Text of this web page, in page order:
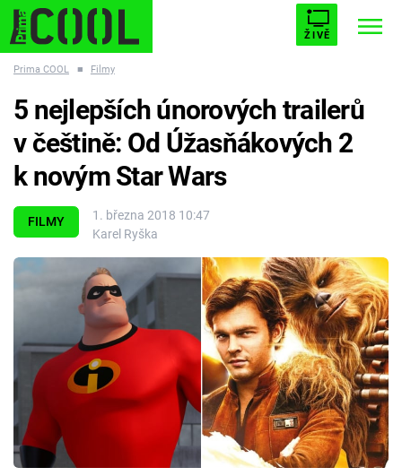
ŽIVĚ
ESCAPE PLNEJ KOTEL AVENGERS 5
Témata
Hry
Cool Esport
Pořady
Prima COOL ■ Filmy
FILMY
1. března 2018 10:47
Karel Ryška
5 nejlepších únorových trailerů
v češtině: Od Úžasňákových 2
k novým Star Wars